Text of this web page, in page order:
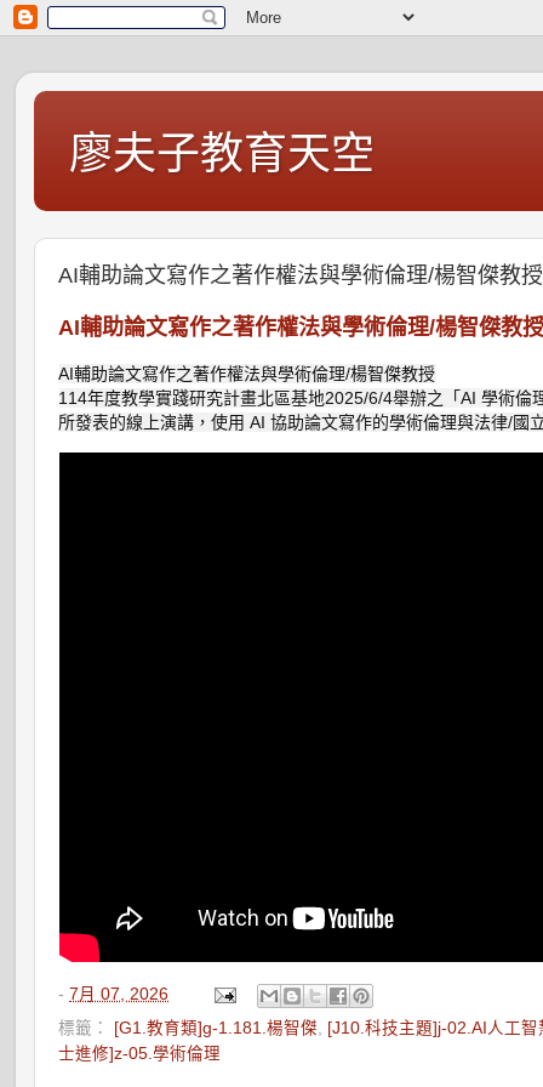
廖夫子教育天空
AI輔助論文寫作之著作權法與學術倫理/楊智傑教授
AI輔助論文寫作之著作權法與學術倫理/楊智傑教
AI輔助論文寫作之著作權法與學術倫理/楊智傑教授
114年度教學實踐研究計畫北區基地2025/6/4舉辦之「AI 學術倫
所發表的線上演講，使用 AI 協助論文寫作的學術倫理與法律/國
-7月 07, 2026
標籤： [G1.教育類]g-1.181.楊智傑, [J10.科技主題]j-02.AI人工智
士進修]z-05.學術倫理